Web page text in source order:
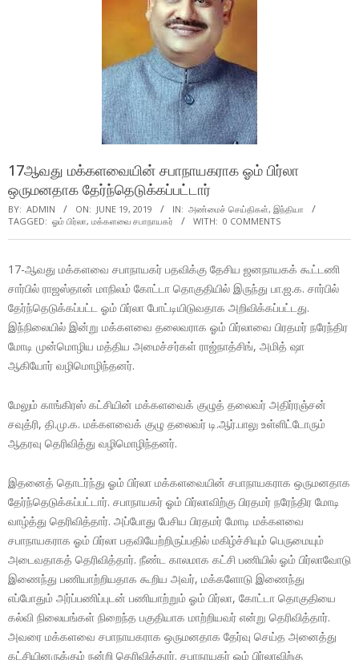
17ஆவது மக்களவையின் சபாநாயகராக ஓம் பிர்லா
ஒருமனதாக தேர்ந்தெடுக்கப்பட்டார்
BY: ADMIN ON: JUNE 19, 2019 IN: அண்மைச் செய்திகள், இந்தியா
TAGGED: ஓம் பிர்லா, மக்களவை சபாநாயகர் WITH: 0 COMMENTS
17-ஆவது மக்களவை சபாநாயகர் பதவிக்கு தேசிய ஜனநாயகக் கூட்டணி
சார்பில் ராஜஸ்தான் மாநிலம் கோட்டா தொகுதியில் இருந்து பா.ஜ.க. சார்பில்
தேர்ந்தெடுக்கப்பட்ட ஓம் பிர்லா போட்டியிடுவதாக அறிவிக்கப்பட்டது.
இந்நிலையில் இன்று மக்களவை தலைவராக ஓம் பிர்லாவை பிரதமர் நரேந்திர
மோடி முன்மொழிய மத்திய அமைச்சர்கள் ராஜ்நாத்சிங், அமித் ஷா
ஆகியோர் வழிமொழிந்தனர்.
மேலும் காங்கிரஸ் கட்சியின் மக்களவைக் குழுத் தலைவர் அதிர்ரஞ்சன்
சவுத்ரி, தி.மு.க. மக்களவைக் குழு தலைவர் டி.ஆர்.பாலு உள்ளிட்டோரும்
ஆதரவு தெரிவித்து வழிமொழிந்தனர்.
இதனைத் தொடர்ந்து ஓம் பிர்லா மக்களவையின் சபாநாயகராக ஒருமனதாக
தேர்ந்தெடுக்கப்பட்டார். சபாநாயகர் ஓம் பிர்லாவிற்கு பிரதமர் நரேந்திர மோடி
வாழ்த்து தெரிவித்தார். அப்போது பேசிய பிரதமர் மோடி மக்களவை
சபாநாயகராக ஓம் பிர்லா பதவியேற்றிருப்பதில் மகிழ்ச்சியும் பெருமையும்
அடைவதாகத் தெரிவித்தார். நீண்ட காலமாக கட்சி பணியில் ஓம் பிர்லாவோடு
இணைந்து பணியாற்றியதாக கூறிய அவர், மக்களோடு இணைந்து
எப்போதும் அர்ப்பணிப்புடன் பணியாற்றும் ஓம் பிர்லா, கோட்டா தொகுதியை
கல்வி நிலையங்கள் நிறைந்த பகுதியாக மாற்றியவர் என்று தெரிவித்தார்.
அவரை மக்களவை சபாநாயகராக ஒருமனதாக தேர்வு செய்த அனைத்து
கட்சியினருக்கும் நன்றி தெரிவித்தார். சபாநாயகர் ஓம் பிர்லாவிற்கு